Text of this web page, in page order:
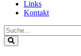
Links
Kontakt